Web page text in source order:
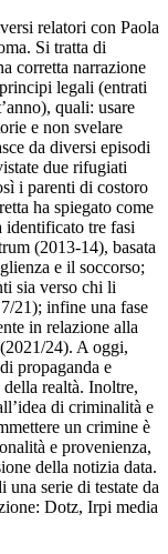
relatori con Paola
Si tratta di
corretta narrazione
legali (entrati
quali: usare
e non svelare
da diversi episodi
due rifugiati
i parenti di costoro
ha spiegato come
identificato tre fasi
(2013-14), basata
e il soccorso;
sia verso chi li
21); infine una fase
in relazione alla
24). A oggi,
propaganda e
realtà. Inoltre,
di criminalità e
un crimine è
e provenienza,
della notizia data.
serie di testate da
Dotz, Irpi media